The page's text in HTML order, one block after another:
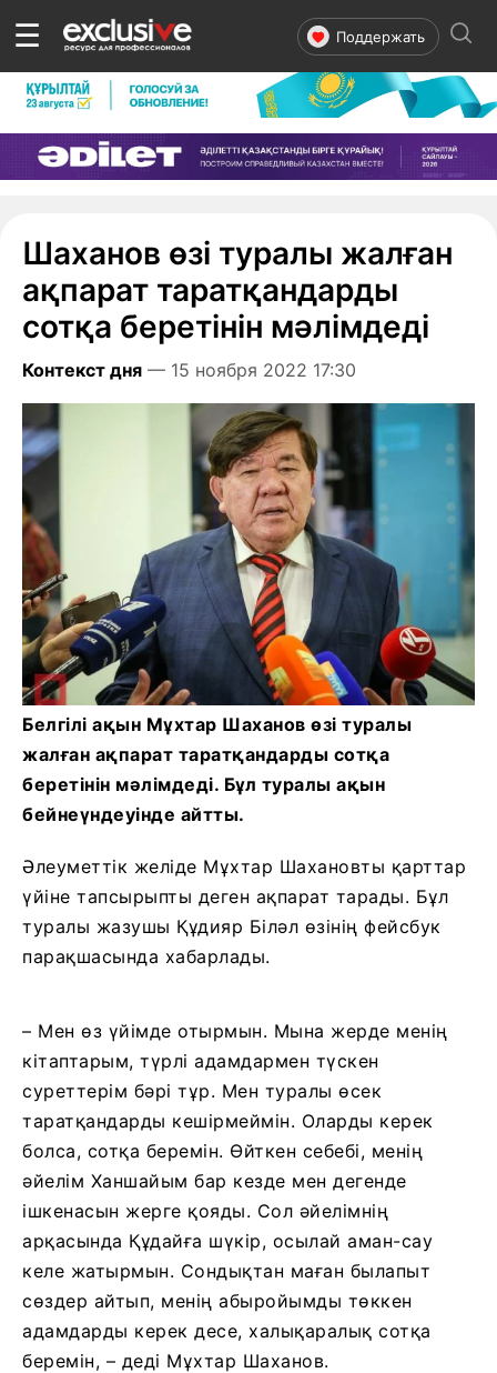
☰ Поддержать
Шаханов өзі туралы жалған
ақпарат таратқандарды
сотқа беретінін мәлімдеді
Контекст дня — 15 ноября 2022 17:30
Белгілі ақын Мұхтар Шаханов өзі туралы
жалған ақпарат таратқандарды сотқа
беретінін мәлімдеді. Бұл туралы ақын
бейнеүндеуінде айтты.
Әлеуметтік желіде Мұхтар Шахановты қарттар
үйіне тапсырыпты деген ақпарат тарады. Бұл
туралы жазушы Құдияр Біләл өзінің фейсбук
парақшасында хабарлады.
– Мен өз үйімде отырмын. Мына жерде менің
кітаптарым, түрлі адамдармен түскен
суреттерім бәрі тұр. Мен туралы өсек
таратқандарды кешірмеймін. Оларды керек
болса, сотқа беремін. Өйткен себебі, менің
әйелім Ханшайым бар кезде мен дегенде
ішкенасын жерге қояды. Сол әйелімнің
арқасында Құдайға шүкір, осылай аман-сау
келе жатырмын. Сондықтан маған былапыт
сөздер айтып, менің абыройымды төккен
адамдарды керек десе, халықаралық сотқа
беремін, – деді Мұхтар Шаханов.